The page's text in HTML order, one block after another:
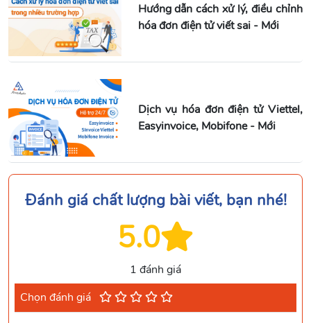
Hướng dẫn cách xử lý, điều chỉnh
hóa đơn điện tử viết sai - Mới
Dịch vụ hóa đơn điện tử Viettel,
Easyinvoice, Mobifone - Mới
Đánh giá chất lượng bài viết, bạn nhé!
5.0
1 đánh giá
Chọn đánh giá